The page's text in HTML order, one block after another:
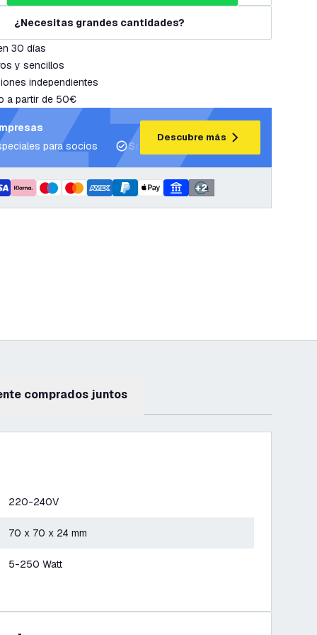
¿Necesitas grandes cantidades?
30 días
y sencillos
independientes
a partir de 50€
para socios
Soporte para proyectos y planes de
Descubre más
+2
comprados juntos
220-240V
70 x 70 x 24 mm
5-250 Watt